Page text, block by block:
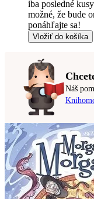
iba posledné
možné, že bude
ponáhľajte sa!
Vložiť do košíka
Náš